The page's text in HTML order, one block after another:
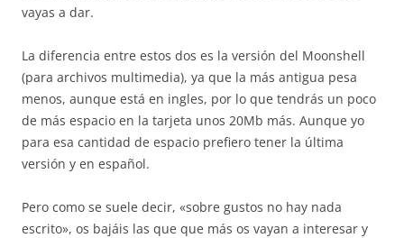
vayas a dar.
La diferencia entre estos dos es la versión del Moonshell
(para archivos multimedia), ya que la más antigua pesa
menos, aunque está en ingles, por lo que tendrás un poco
de más espacio en la tarjeta unos 20Mb más. Aunque yo
para esa cantidad de espacio prefiero tener la última
versión y en español.
Pero como se suele decir, «sobre gustos no hay nada
escrito», os bajáis las que que más os vayan a interesar y